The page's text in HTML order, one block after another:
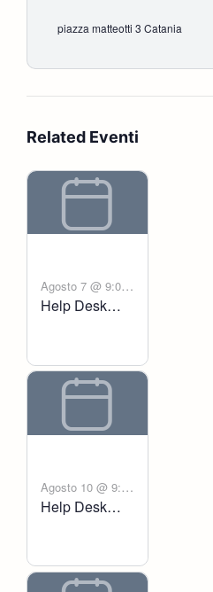
piazza matteotti 3 Catania
Related Eventi
Agosto 7 @ 9:00
am - 6:00 pm
Help Desk
Agosto 10 @ 9:00
am - 6:00 pm
Help Desk